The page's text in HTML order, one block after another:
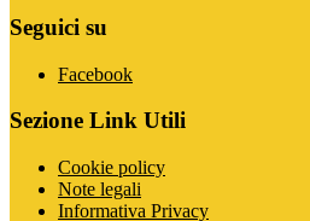
Seguici su
Facebook
Sezione Link Utili
Cookie policy
Note legali
Informativa Privacy